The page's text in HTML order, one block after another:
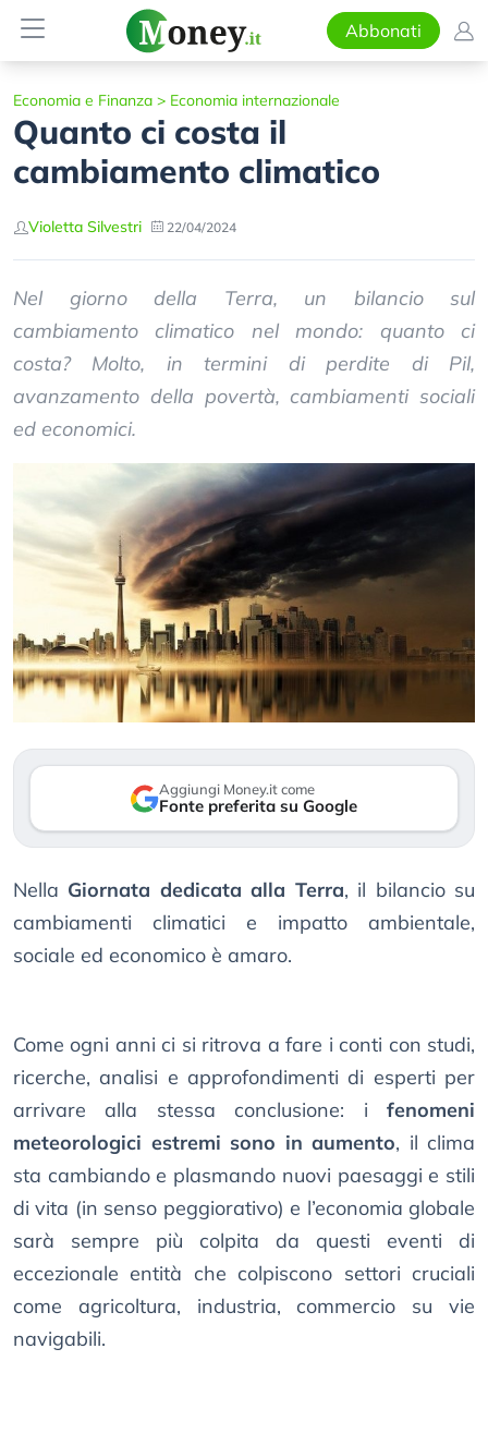
Abbonati
Economia e Finanza > Economia internazionale
Quanto ci costa il
cambiamento climatico
Violetta Silvestri 22/04/2024
Nel giorno della Terra, un bilancio sul
cambiamento climatico nel mondo: quanto ci
costa? Molto, in termini di perdite di Pil,
avanzamento della povertà, cambiamenti sociali
ed economici.
Aggiungi Money.it come
Fonte preferita su Google
Nella Giornata dedicata alla Terra, il bilancio su
cambiamenti climatici e impatto ambientale,
sociale ed economico è amaro.
Come ogni anni ci si ritrova a fare i conti con studi,
ricerche, analisi e approfondimenti di esperti per
arrivare alla stessa conclusione: i fenomeni
meteorologici estremi sono in aumento, il clima
sta cambiando e plasmando nuovi paesaggi e stili
di vita (in senso peggiorativo) e l’economia globale
sarà sempre più colpita da questi eventi di
eccezionale entità che colpiscono settori cruciali
come agricoltura, industria, commercio su vie
navigabili.